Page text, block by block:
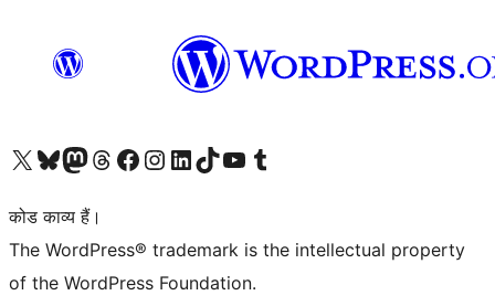
Visit our X (formerly Twitter) account
हमारे बलुस्की खाते पर जाएँVisit our Mastodon account
हमारे थ्रेड्स अकाउंट पर जाएंहमारे फेसबुक पेज पर जाएँहमारे इंस्टाग्राम अकाउंट पर जाएंहमारे लिंक्डइन खाते पर जाएँहमारे टिकटॉक खाते पर जाएँहमारे यूट्यूब चैनल पर जाएंहमारे Tumblr खाते पर जाएँ
कोड काव्य हैं।
The WordPress® trademark is the intellectual property
of the WordPress Foundation.